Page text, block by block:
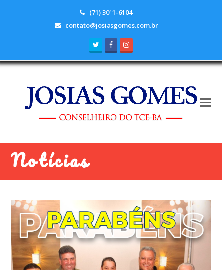
(71) 3011-6104
contato@josiasgomes.com.br
TwitterFacebook
Notícias